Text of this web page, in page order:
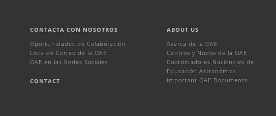
CONTACTA CON NOSOTROS
Oportunidades de Colaboración
Lista de Correo de la OAE
OAE en las Redes Sociales
CONTACT
ABOUT US
Acerca de la OAE
Centros y Nodos de la OAE
Coordinadores Nacionales de
Educación Astronómica
Important OAE Documents